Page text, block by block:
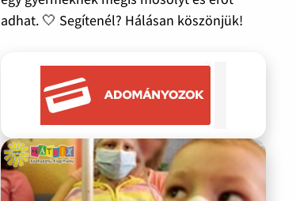
adhat. 🤍 Segítenél? Hálásan köszönjük!